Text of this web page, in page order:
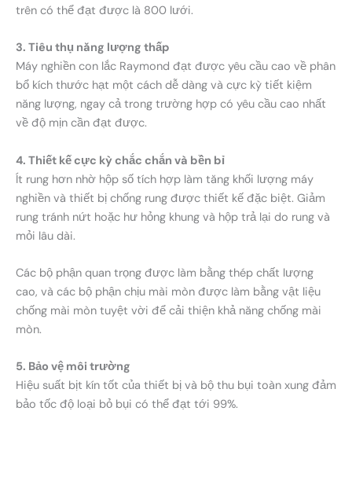
trên có thể đạt được là 800 lưới.
3. Tiêu thụ năng lượng thấp
Máy nghiền con lắc Raymond đạt được yêu cầu cao về phân
bổ kích thước hạt một cách dễ dàng và cực kỳ tiết kiệm
năng lượng, ngay cả trong trường hợp có yêu cầu cao nhất
về độ mịn cần đạt được.
4. Thiết kế cực kỳ chắc chắn và bền bỉ
Ít rung hơn nhờ hộp số tích hợp làm tăng khối lượng máy
nghiền và thiết bị chống rung được thiết kế đặc biệt. Giảm
rung tránh nứt hoặc hư hỏng khung và hộp trả lại do rung và
mỏi lâu dài.
Các bộ phận quan trọng được làm bằng thép chất lượng
cao, và các bộ phận chịu mài mòn được làm bằng vật liệu
chống mài mòn tuyệt vời để cải thiện khả năng chống mài
mòn.
5. Bảo vệ môi trường
Hiệu suất bịt kín tốt của thiết bị và bộ thu bụi toàn xung đảm
bảo tốc độ loại bỏ bụi có thể đạt tới 99%.